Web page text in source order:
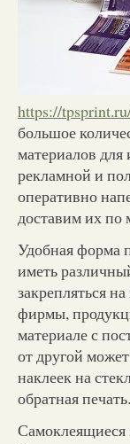
https://
большое
материалов
рекламной и
оперативно
доставим их по
Удобная форма
иметь
закрепляться
фирмы,
материале с
от другой
наклеек на
обратная печать.
Самоклеящиеся